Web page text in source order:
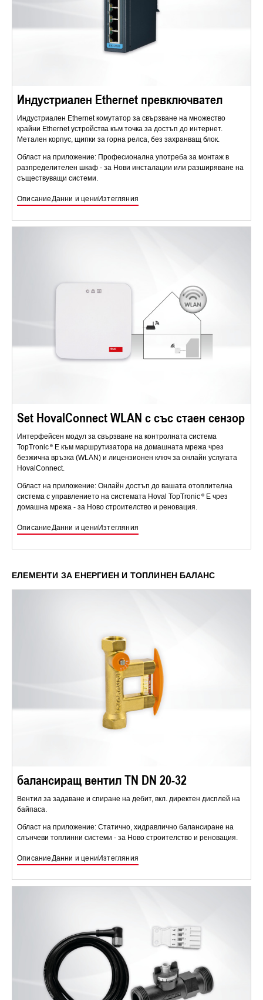
Индустриален Ethernet превключвател
Индустриален Ethernet комутатор за свързване на множество
крайни Ethernet устройства към точка за достъп до интернет.
Метален корпус, щипки за горна релса, без захранващ блок.
Област на приложение: Професионална употреба за монтаж в
разпределителен шкаф - за Нови инсталации или разширяване на
съществуващи системи.
ОписаниеДанни и цени Изтегляния
Set HovalConnect WLAN с със стаен сензор
Интерфейсен модул за свързване на контролната система
TopTronic
E към маршрутизатора на домашната мрежа чрез
безжична връзка (WLAN) и лицензионен ключ за онлайн услугата
HovalConnect.
Област на приложение: Онлайн достъп до вашата отоплителна
система с управлението на системата Hoval TopTronic
E чрез
домашна мрежа - за Ново строителство и реновация.
Описание Данни и цениИзтегляния
ЕЛЕМЕНТИ ЗА ЕНЕРГИЕН И ТОПЛИНЕН БАЛАНС
балансиращ вентил TN DN 20-32
Вентил за задаване и спиране на дебит, вкл. директен дисплей на
байпаса.
Област на приложение: Статично, хидравлично балансиране на
слънчеви топлинни системи - за Ново строителство и реновация.
ОписаниеДанни и цениИзтегляния